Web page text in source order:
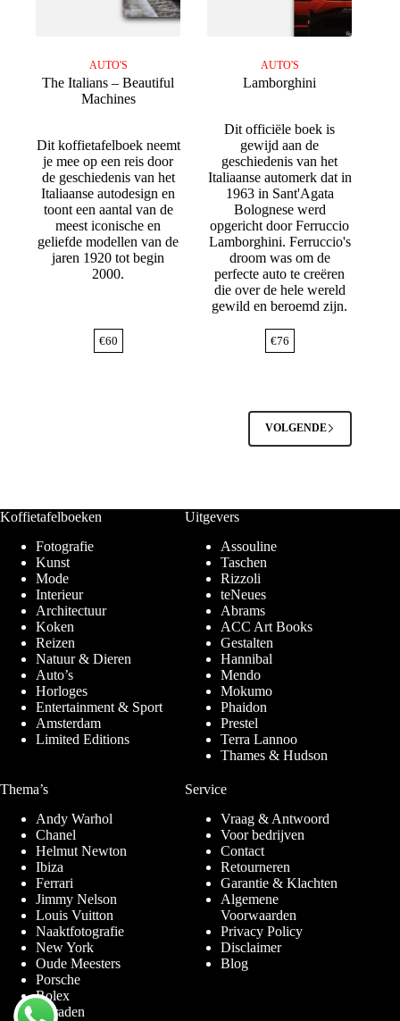
AUTO'S
The Italians – Beautiful
Machines
Dit koffietafelboek neemt
je mee op een reis door
de geschiedenis van het
Italiaanse autodesign en
toont een aantal van de
meest iconische en
geliefde modellen van de
jaren 1920 tot begin
2000.
€60
AUTO'S
Lamborghini
Dit officiële boek is
gewijd aan de
geschiedenis van het
Italiaanse automerk dat in
1963 in Sant'Agata
Bolognese werd
opgericht door Ferruccio
Lamborghini. Ferruccio's
droom was om de
perfecte auto te creëren
die over de hele wereld
gewild en beroemd zijn.
€76
VOLGENDE
Koffietafelboeken
Fotografie
Kunst
Mode
Interieur
Architectuur
Koken
Reizen
Natuur & Dieren
Auto’s
Horloges
Entertainment & Sport
Amsterdam
Limited Editions
Uitgevers
Assouline
Taschen
Rizzoli
teNeues
Abrams
ACC Art Books
Gestalten
Hannibal
Mendo
Mokumo
Phaidon
Prestel
Terra Lannoo
Thames & Hudson
Thema’s
Andy Warhol
Chanel
Helmut Newton
Ibiza
Ferrari
Jimmy Nelson
Louis Vuitton
Naaktfotografie
New York
Oude Meesters
Porsche
Rolex
Sieraden
Service
Vraag & Antwoord
Voor bedrijven
Contact
Retourneren
Garantie & Klachten
Algemene
Voorwaarden
Privacy Policy
Disclaimer
Blog